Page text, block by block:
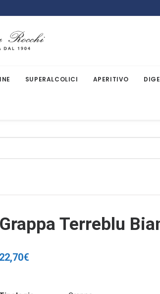
SUPERALCOLICI APERITIVO
Grappa Terreblu
22,70€